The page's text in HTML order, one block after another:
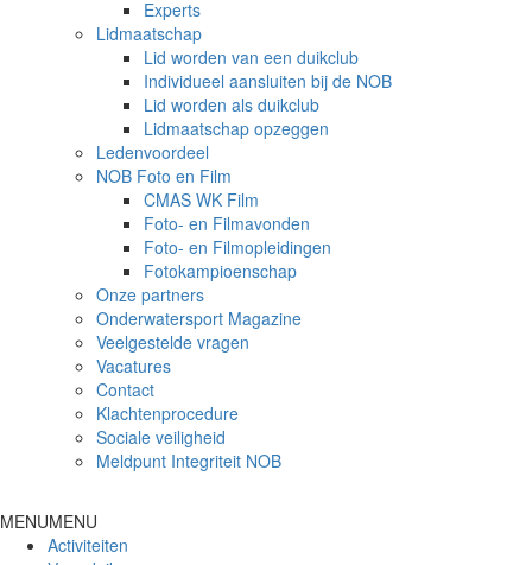
Experts
Lidmaatschap
Lid worden van een duikclub
Individueel aansluiten bij de NOB
Lid worden als duikclub
Lidmaatschap opzeggen
Ledenvoordeel
NOB Foto en Film
CMAS WK Film
Foto- en Filmavonden
Foto- en Filmopleidingen
Fotokampioenschap
Onze partners
Onderwatersport Magazine
Veelgestelde vragen
Vacatures
Contact
Klachtenprocedure
Sociale veiligheid
Meldpunt Integriteit NOB
MENUMENU
Activiteiten